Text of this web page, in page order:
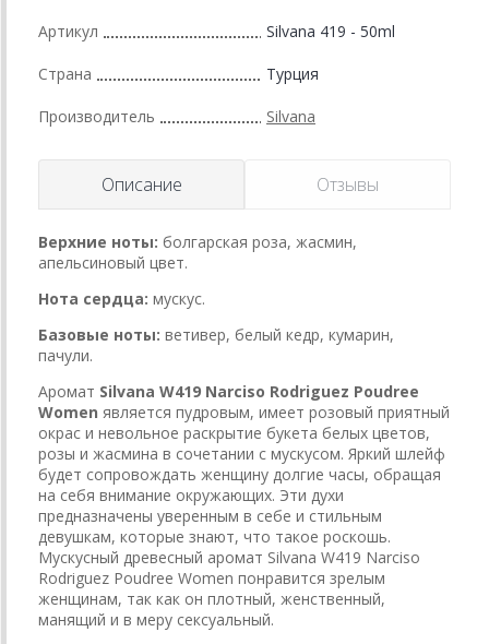
Артикул Silvana 419 - 50ml
Страна Турция
Производитель Silvana
Описание Отзывы
Верхние ноты: болгарская роза, жасмин,
апельсиновый цвет.
Нота сердца: мускус.
Базовые ноты: ветивер, белый кедр, кумарин,
пачули.
Аромат Silvana W419 Narciso Rodriguez Poudree
Women является пудровым, имеет розовый приятный
окрас и невольное раскрытие букета белых цветов,
розы и жасмина в сочетании с мускусом. Яркий шлейф
будет сопровождать женщину долгие часы, обращая
на себя внимание окружающих. Эти духи
предназначены уверенным в себе и стильным
девушкам, которые знают, что такое роскошь.
Мускусный древесный аромат Silvana W419 Narciso
Rodriguez Poudree Women понравится зрелым
женщинам, так как он плотный, женственный,
манящий и в меру сексуальный.